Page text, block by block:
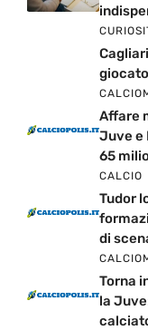
Affare
Juve e
65
CALCIO
Tudor
di
Torna
la